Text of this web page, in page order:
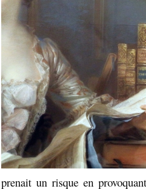
prenait un risque en